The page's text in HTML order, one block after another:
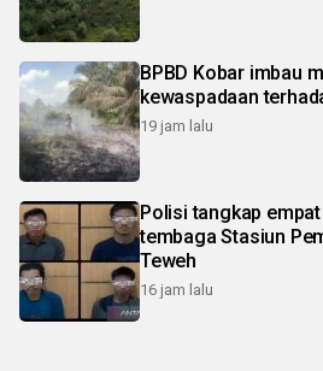
BPBD Kobar imbau
kewaspadaan
19 jam lalu
Polisi tangkap
tembaga Stasiun
Teweh
16 jam lalu